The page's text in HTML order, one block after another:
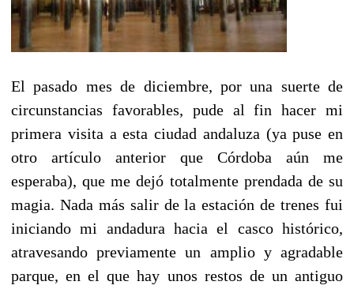
El pasado mes de diciembre, por una suerte de
circunstancias favorables, pude al fin hacer mi
primera visita a esta ciudad andaluza (ya puse en
otro artículo anterior que Córdoba aún me
esperaba), que me dejó totalmente prendada de su
magia. Nada más salir de la estación de trenes fui
iniciando mi andadura hacia el casco histórico,
atravesando previamente un amplio y agradable
parque, en el que hay unos restos de un antiguo